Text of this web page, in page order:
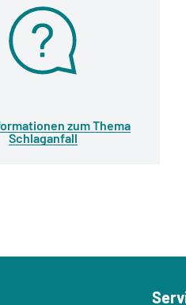
zum Thema
Schlaganfall